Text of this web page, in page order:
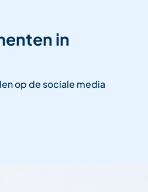
in
op de sociale media